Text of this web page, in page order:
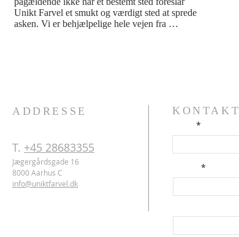
Unikt Farvel et smukt og værdigt sted at sprede
asken. Vi er behjælpelige hele vejen fra
ADDRESSE
T. +45 28683355
Jægergårdsgade 16
8000 Aarhus C
info@uniktfarvel.dk
KONTAKT